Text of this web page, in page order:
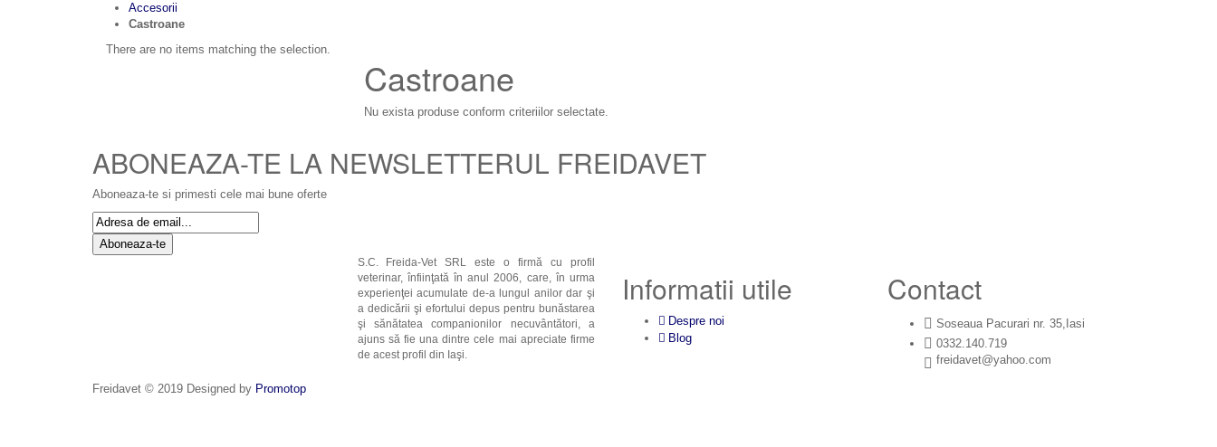
Accesorii
Castroane
There are no items matching the selection.
Castroane
Nu exista produse conform criteriilor selectate.
ABONEAZA-TE LA NEWSLETTERUL FREIDAVET
Aboneaza-te si primesti cele mai bune oferte
Aboneaza-te
S.C. Freida-Vet SRL este o firmă cu profil
veterinar, înfiinţată în anul 2006, care, în urma
experienţei acumulate de-a lungul anilor dar şi
a dedicării şi efortului depus pentru bunăstarea
şi sănătatea companionilor necuvântători, a
ajuns să fie una dintre cele mai apreciate firme
de acest profil din Iaşi.
Informatii utile
Despre noi
Blog
Contact
Soseaua Pacurari nr. 35,Iasi
0332.140.719
freidavet@yahoo.com
Freidavet © 2019 Designed by Promotop